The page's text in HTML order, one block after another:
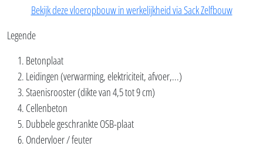
Bekijk deze vloeropbouw in werkelijkheid via Sack Zelfbouw
Legende
Betonplaat
Leidingen (verwarming, elektriciteit, afvoer,...)
Staenisrooster (dikte van 4,5 tot 9 cm)
Cellenbeton
Dubbele geschrankte OSB-plaat
Ondervloer / feuter